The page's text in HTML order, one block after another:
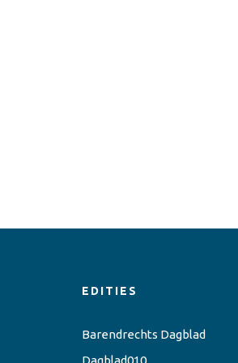
EDITIES
Barendrechts Dagblad